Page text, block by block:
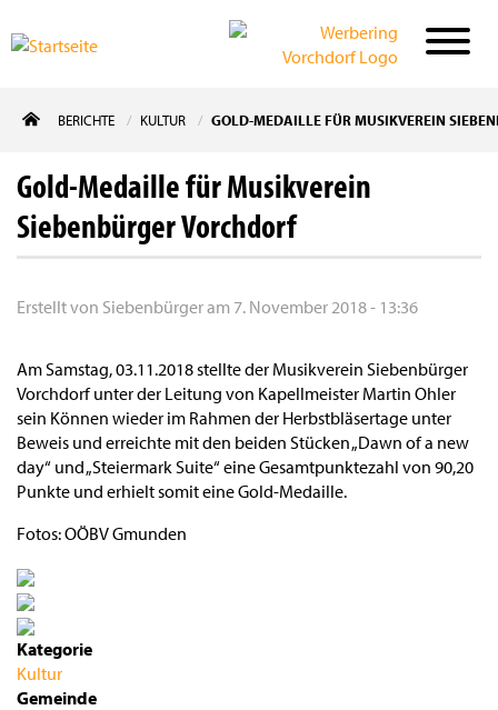
zum
BERICHTE KULTUR GOLD-MEDAILLE FÜR MUSIKVEREIN
Gold-Medaille für Musikverein
Siebenbürger Vorchdorf
Erstellt von Siebenbürgeram 7. November 2018 - 13:36
Am Samstag, 03.11.2018 stellte der Musikverein Siebenbürger
Vorchdorf unter der Leitung von Kapellmeister Martin Ohler
sein Können wieder im Rahmen der Herbstbläsertage unter
Beweis und erreichte mit den beiden Stücken „Dawn of a new
day“ und „Steiermark Suite“ eine Gesamtpunktezahl von 90,20
Punkte und erhielt somit eine Gold-Medaille.
Fotos: OÖBV Gmunden
Kategorie
Kultur
Gemeinde